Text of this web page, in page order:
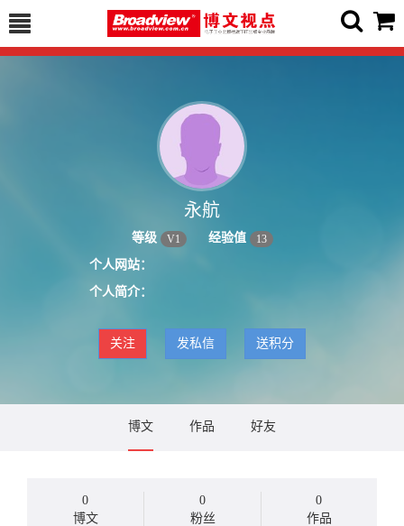
永航
等级 V1 经验值 13
个人网站：
个人简介：
关注 发私信 送积分
博文 作品 好友
0
博文
0
粉丝
0
作品